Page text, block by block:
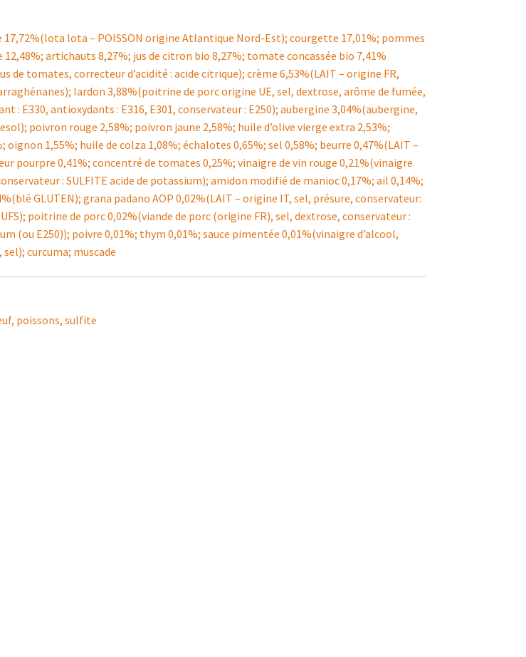
17,72%(lota lota – POISSON origine Atlantique Nord-Est); courgette 17,01%; pommes
artichauts 8,27%; jus de citron bio 8,27%; tomate concassée bio 7,41%
de tomates, correcteur d’acidité : acide citrique); crème 6,53%(LAIT – origine FR,
lardon 3,88%(poitrine de porc origine UE, sel, dextrose, arôme de fumée,
: E330, antioxydants : E316, E301, conservateur : E250); aubergine 3,04%(aubergine,
poivron rouge 2,58%; poivron jaune 2,58%; huile d’olive vierge extra 2,53%;
oignon 1,55%; huile de colza 1,08%; échalotes 0,65%; sel 0,58%; beurre 0,47%(LAIT –
pourpre 0,41%; concentré de tomates 0,25%; vinaigre de vin rouge 0,21%(vinaigre
: SULFITE acide de potassium); amidon modifié de manioc 0,17%; ail 0,14%;
GLUTEN); grana padano AOP 0,02%(LAIT – origine IT, sel, présure, conservateur:
poitrine de porc 0,02%(viande de porc (origine FR), sel, dextrose, conservateur :
(ou E250)); poivre 0,01%; thym 0,01%; sauce pimentée 0,01%(vinaigre d’alcool,
curcuma; muscade
poissons, sulfite